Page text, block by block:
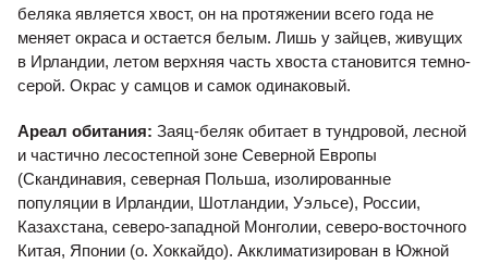
беляка является хвост, он на протяжении всего года не
меняет окраса и остается белым. Лишь у зайцев, живущих
в Ирландии, летом верхняя часть хвоста становится темно-
серой. Окрас у самцов и самок одинаковый.
Ареал обитания: Заяц-беляк обитает в тундровой, лесной
и частично лесостепной зоне Северной Европы
(Скандинавия, северная Польша, изолированные
популяции в Ирландии, Шотландии, Уэльсе), России,
Казахстана, северо-западной Монголии, северо-восточного
Китая, Японии (о. Хоккайдо). Акклиматизирован в Южной